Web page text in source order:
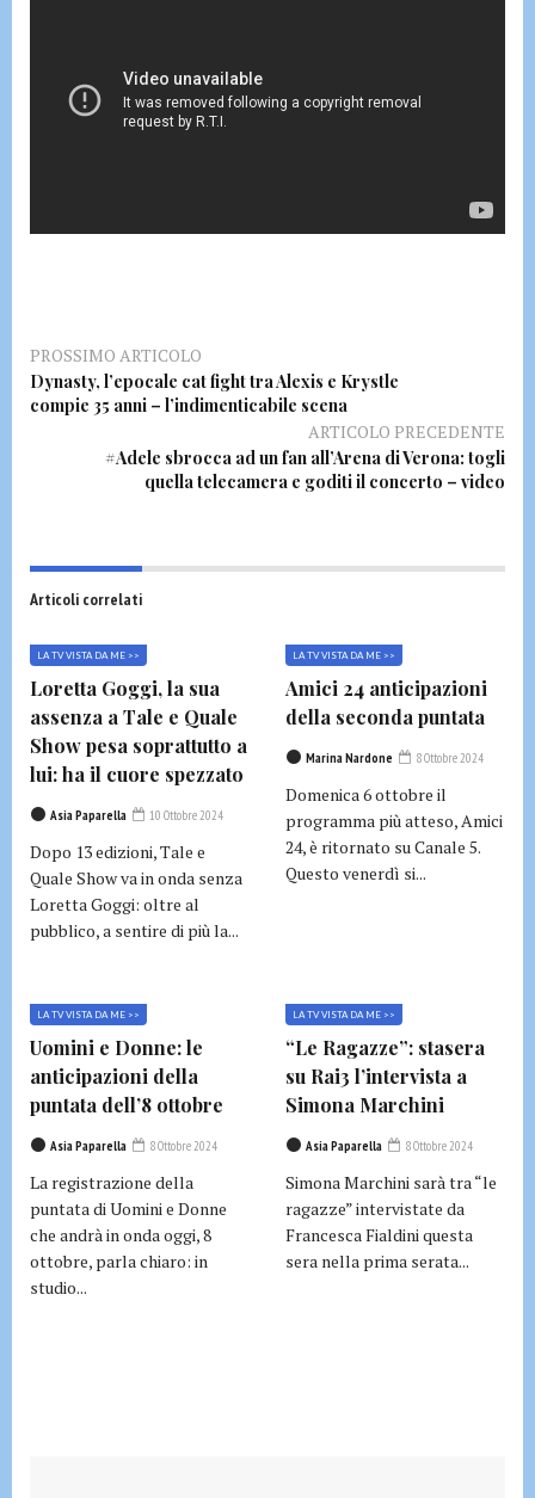
PROSSIMO ARTICOLO
Dynasty, l’epocale cat fight tra Alexis e Krystle
compie 35 anni – l’indimenticabile scena
ARTICOLO PRECEDENTE
#Adele sbrocca ad un fan all’Arena di Verona: togli
quella telecamera e goditi il concerto – video
Articoli correlati
LA TV VISTA DA ME >>
Loretta Goggi, la sua
assenza a Tale e Quale
Show pesa soprattutto a
lui: ha il cuore spezzato
Asia Paparella 10 Ottobre 2024
Dopo 13 edizioni, Tale e
Quale Show va in onda senza
Loretta Goggi: oltre al
pubblico, a sentire di più la...
LA TV VISTA DA ME >>
Amici 24 anticipazioni
della seconda puntata
Marina Nardone 8 Ottobre 2024
Domenica 6 ottobre il
programma più atteso, Amici
24, è ritornato su Canale 5.
Questo venerdì si...
LA TV VISTA DA ME >>
Uomini e Donne: le
anticipazioni della
puntata dell’8 ottobre
Asia Paparella 8 Ottobre 2024
La registrazione della
puntata di Uomini e Donne
che andrà in onda oggi, 8
ottobre, parla chiaro: in
studio...
LA TV VISTA DA ME >>
“Le Ragazze”: stasera
su Rai3 l’intervista a
Simona Marchini
Asia Paparella 8 Ottobre 2024
Simona Marchini sarà tra “le
ragazze” intervistate da
Francesca Fialdini questa
sera nella prima serata...